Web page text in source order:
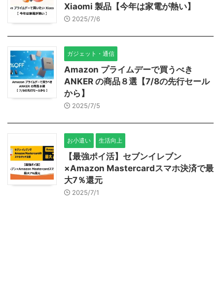
Xiaomi 製品【今年は家電が熱い】
2025/7/6
ガジェット・通信
Amazon プライムデーで買うべき
ANKER の商品８選【7/8の先行セール
から】
2025/7/5
お小遣い 生活向上
【最強ポイ活】セブンイレブン
×Amazon Mastercardスマホ決済で最
大7％還元
2025/7/1